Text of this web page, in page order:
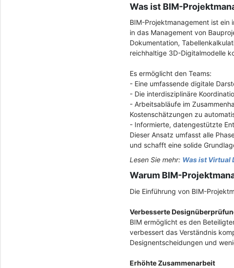
Was ist BIM-
BIM-Projektmanagement ist ein
in das Management von
Dokumentation,
reichhaltige 3D-Digitalmodelle
Es ermöglicht den Teams:
- Eine umfassende digitale
- Die interdisziplinäre
- Arbeitsabläufe im
Kostenschätzungen zu
- Informierte, datengestützte
Dieser Ansatz umfasst alle
und schafft eine solide
Lesen Sie mehr: Was ist Virtual
Warum BIM-
Die Einführung von BIM-
Verbesserte
BIM ermöglicht es den
verbessert das Verständnis
Designentscheidungen und
Erhöhte Zusammenarbeit